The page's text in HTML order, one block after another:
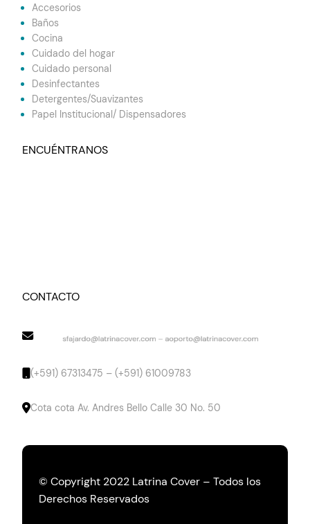
Accesorios
Baños
Cocina
Cuidado del hogar
Cuidado personal
Desinfectantes
Detergentes/Suavizantes
Papel Institucional/ Dispensadores
ENCUÉNTRANOS
CONTACTO
(+591) 67313475 – (+591) 61009783
Cota cota Av. Andres Bello Calle 30 No. 50
© Copyright 2022 Latrina Cover – Todos los
Derechos Reservados